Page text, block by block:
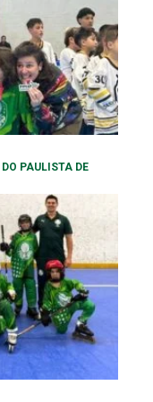
PAULISTA DE